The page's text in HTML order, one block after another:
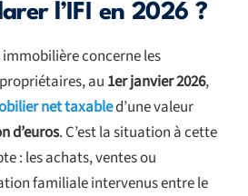
l’IFI en 2026 ?
concerne les
au 1er janvier 2026,
net taxabled’une valeur
d’euros. C’est la situation à cette
: les achats, ventes ou
familiale intervenus entre le